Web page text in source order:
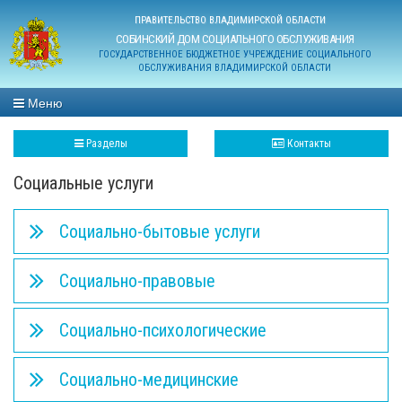
ПРАВИТЕЛЬСТВО ВЛАДИМИРСКОЙ ОБЛАСТИ
СОБИНСКИЙ ДОМ СОЦИАЛЬНОГО ОБСЛУЖИВАНИЯ
ГОСУДАРСТВЕННОЕ БЮДЖЕТНОЕ УЧРЕЖДЕНИЕ СОЦИАЛЬНОГО
ОБСЛУЖИВАНИЯ ВЛАДИМИРСКОЙ ОБЛАСТИ
Меню
Разделы Контакты
Социальные услуги
Социально-бытовые услуги
Социально-правовые
Социально-психологические
Социально-медицинские